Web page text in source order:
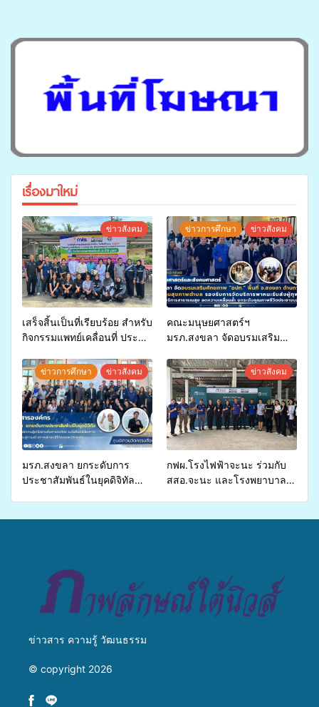
เรื่องมาใหม่
ข่าวสังคม
เสร็จสิ้นเป็นที่เรียบร้อย สำหรับ
กิจกรรมแพทย์เคลื่อนที่ ประจำ
สุขภาพแก่ประชาชนในพื้นที่
อำเภอจะนะ
ข่าวการศึกษา ข่าวสังคม
คณะมนุษยศาสตร์ฯ
มรภ.สงขลา จัดอบรมเสริม
จ่ายงบกองทุนสุขภาพตำบล
รองรับการจัดบริการพาหนะรับ
ส่งผู้ทุพพลภาพเพื่อเข้ารับ
บริการสาธารณสุข ลดความ
เหลื่อมล้ำ ยกระดับคุณภาพ
ชีวิตประชาชนอย่างยั่งยืน
ข่าวการศึกษา ข่าวสังคม
มรภ.สงขลา ยกระดับการ
ประชาสัมพันธ์ในยุคดิจิทัล
ข่าวสังคม
กฟผ.โรงไฟฟ้าจะนะ ร่วมกับ
สสอ.จะนะ และโรงพยาบาล
ข่าวสาร ความรู้ วัฒนธรรม
© copyright 2026